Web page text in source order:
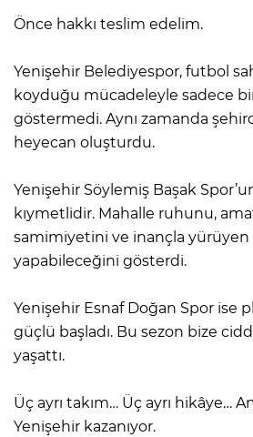
Önce hakkı teslim edelim.
Yenişehir Belediyespor, futbol
koyduğu mücadeleyle sadece bir
göstermedi. Aynı zamanda
heyecan oluşturdu.
Yenişehir Söylemiş Başak Spor’un
kıymetlidir. Mahalle ruhunu,
samimiyetini ve inançla yürüyen
yapabileceğini gösterdi.
Yenişehir Esnaf Doğan Spor ise
güçlü başladı. Bu sezon bize
yaşattı.
Üç ayrı takım… Üç ayrı hikâye…
Yenişehir kazanıyor.